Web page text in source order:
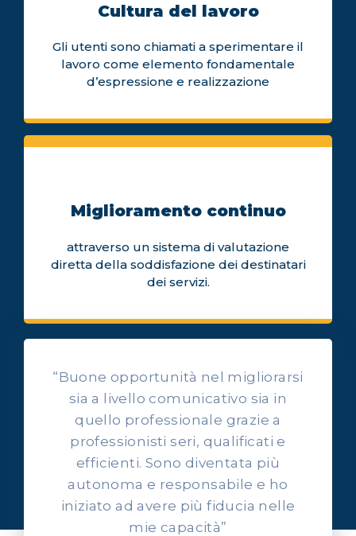
Cultura del lavoro
Gli utenti sono chiamati a sperimentare il
lavoro come elemento fondamentale
d’espressione e realizzazione
Miglioramento continuo
attraverso un sistema di valutazione
diretta della soddisfazione dei destinatari
dei servizi.
OPINIONI DEI NOSTRI ALLIEVI
Ascolta l'esperienza dei
nostri allievi
“Buone opportunità nel migliorarsi
sia a livello comunicativo sia in
quello professionale grazie a
professionisti seri, qualificati e
efficienti. Sono diventata più
autonoma e responsabile e ho
iniziato ad avere più fiducia nelle
mie capacità”